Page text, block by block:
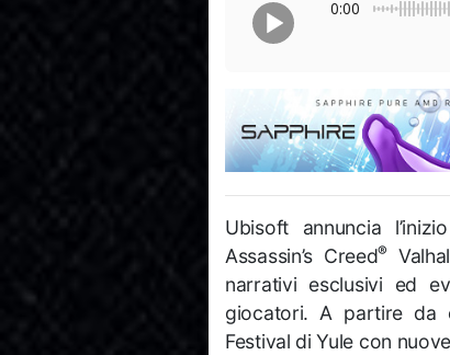
0:00
Ubisoft annuncia
Assassin’s Creed®
narrativi esclusivi ed
giocatori. A partire da
Festival di Yule con